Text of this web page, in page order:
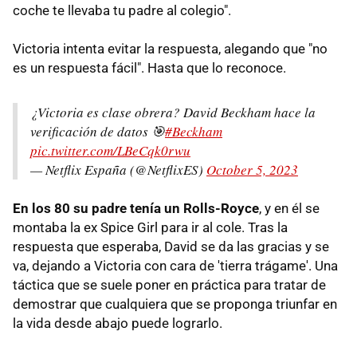
coche te llevaba tu padre al colegio".
Victoria intenta evitar la respuesta, alegando que "no
es un respuesta fácil". Hasta que lo reconoce.
¿Victoria es clase obrera? David Beckham hace la
verificación de datos 🎯#Beckham
pic.twitter.com/LBeCqk0rwu
— Netflix España (@NetflixES) October 5, 2023
En los 80 su padre tenía un Rolls-Royce, y en él se
montaba la ex Spice Girl para ir al cole. Tras la
respuesta que esperaba, David se da las gracias y se
va, dejando a Victoria con cara de 'tierra trágame'. Una
táctica que se suele poner en práctica para tratar de
demostrar que cualquiera que se proponga triunfar en
la vida desde abajo puede lograrlo.